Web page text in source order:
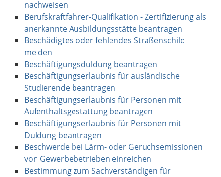
nachweisen
Berufskraftfahrer-Qualifikation - Zertifizierung als
anerkannte Ausbildungsstätte beantragen
Beschädigtes oder fehlendes Straßenschild
melden
Beschäftigungsduldung beantragen
Beschäftigungserlaubnis für ausländische
Studierende beantragen
Beschäftigungserlaubnis für Personen mit
Aufenthaltsgestattung beantragen
Beschäftigungserlaubnis für Personen mit
Duldung beantragen
Beschwerde bei Lärm- oder Geruchsemissionen
von Gewerbebetrieben einreichen
Bestimmung zum Sachverständigen für